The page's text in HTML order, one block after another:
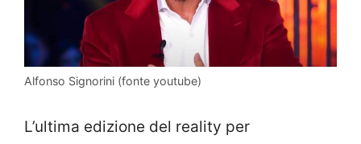
Alfonso Signorini (fonte youtube)
L’ultima edizione del reality per